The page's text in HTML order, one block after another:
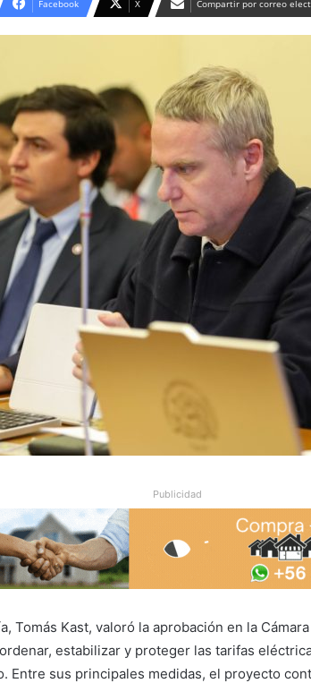
Facebook X Compartir por correo
Publicidad
Tomás Kast, valoró la aprobación en la
estabilizar y proteger las tarifas
Entre sus principales medidas, el proyecto